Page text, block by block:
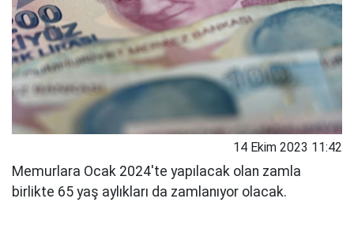
14 Ekim 2023 11:42
Memurlara Ocak 2024'te yapılacak olan zamla
birlikte 65 yaş aylıkları da zamlanıyor olacak.